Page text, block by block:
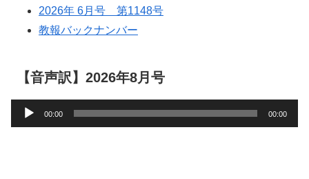
2026年 6月号 第1148号
教報バックナンバー
【音声訳】2026年8月号
声
00:00 00:00